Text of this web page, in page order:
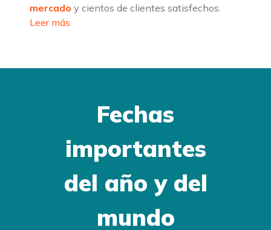
mercado y cientos de clientes satisfechos.
Leer más
Fechas
importantes
del año y del
mundo